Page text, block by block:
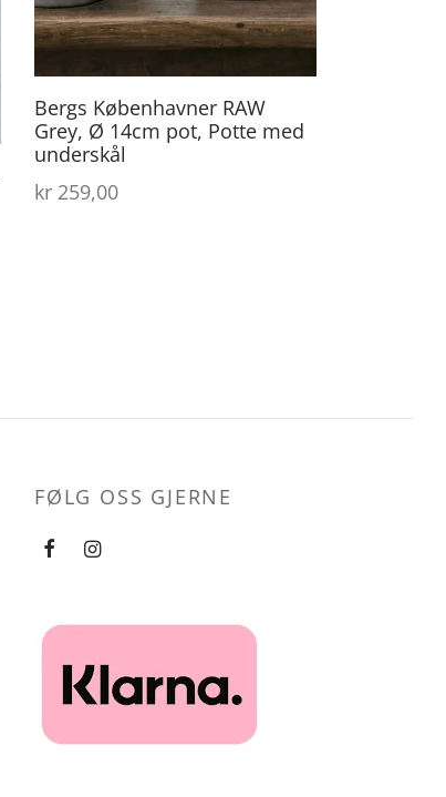
Bergs Københavner RAW
Grey, Ø 14cm pot, Potte med
underskål
kr 259,00
FØLG OSS GJERNE